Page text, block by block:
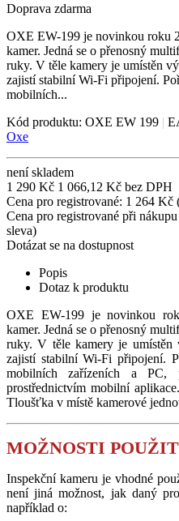
Doprava zdarma
OXE EW-199 je novinkou roku
kamer. Jedná se o přenosný
ruky. V těle kamery je umístěn
zajistí stabilní Wi-Fi připojení.
mobilních...
Kód produktu: OXE EW 199 |
Oxe
není skladem
1 290 Kč 1 066,12 Kč bez DPH
Cena pro registrované: 1 264 Kč
Cena pro registrované při
sleva)
Dotázat se na dostupnost
Popis
Dotaz k produktu
OXE EW-199 je novinkou
kamer. Jedná se o přenosný
ruky. V těle kamery je umístěn
zajistí stabilní Wi-Fi připojení.
mobilních zařízeních a PC,
prostřednictvím mobilní
Tloušťka v místě kamerové
MOŽNOSTI
Inspekční kameru je vhodné
není jiná možnost, jak daný
například o: